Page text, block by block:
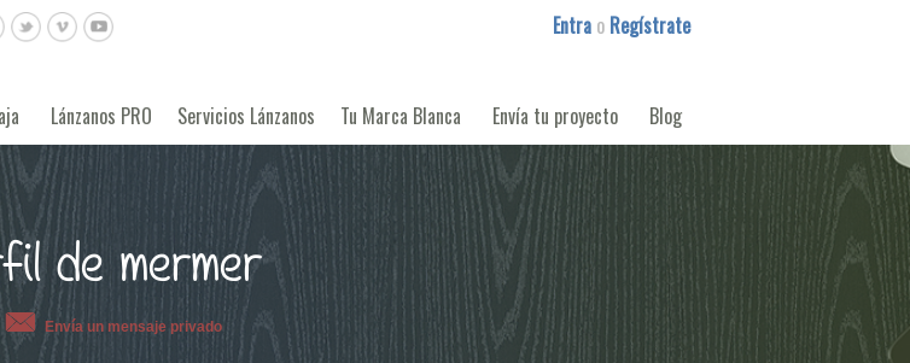
Entra o Regístrate
Lánzanos PRO Servicios Lánzanos Tu Marca Blanca Envía tu proyecto Blog
de mermer
Envía un mensaje privado